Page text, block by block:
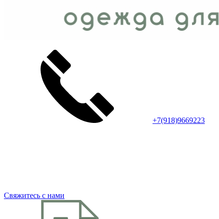
+7(918)9669223
Свяжитесь с нами